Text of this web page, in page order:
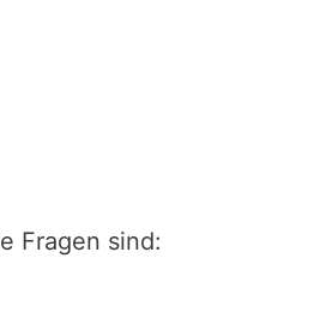
Fragen sind: